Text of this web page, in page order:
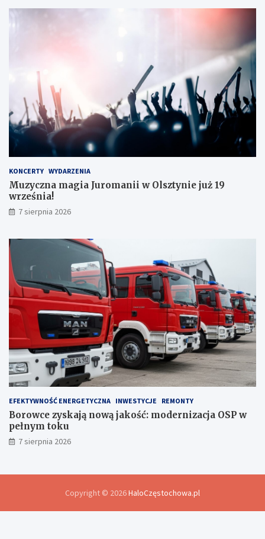
KONCERTY WYDARZENIA
Muzyczna magia Juromanii w Olsztynie już 19
września!
7 sierpnia 2026
EFEKTYWNOŚĆ ENERGETYCZNA INWESTYCJE REMONTY
Borowce zyskają nową jakość: modernizacja OSP w
pełnym toku
7 sierpnia 2026
Copyright © 2026HaloCzęstochowa.pl